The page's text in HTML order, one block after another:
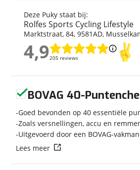
Frametype
Wielmaat
12 inch
Nieuw of occasion
Nieuw
Techniek
Aantal versnellingen
Geen
Framemateriaal
Kleur
Groen
Fabriekskleur
Deze Puky staat bij:
Rolfes Sports Cycling Lifestyle
Marktstraat, 84, 9581AD,
4,9205 reviews
4,9
Naam
E-mailadres
Telefoonnummer (optioneel)
Vraag mijn
BOVAG 40-
Goed bevonden op 40 essentiële
Zoals versnellingen, accu en
Uitgevoerd door een BOVAG-vakman
Lees meer